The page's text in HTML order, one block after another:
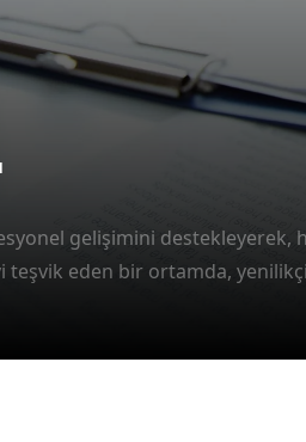
seviyede tutmayı hedefliyoruz.
dinamik ve etkin çözümler